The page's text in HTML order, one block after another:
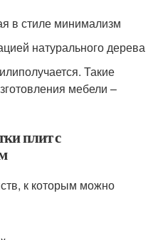
в стиле минимализм
натурального дерева
Такие
мебели –
плит с
к которым можно